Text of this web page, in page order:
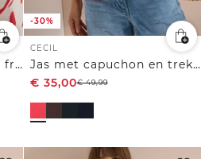
Shirt met ronde hals en frontprint
-30%
CECIL
Jas met capuchon en trekkoorden aan de zijkant
€ 35,00€49,99